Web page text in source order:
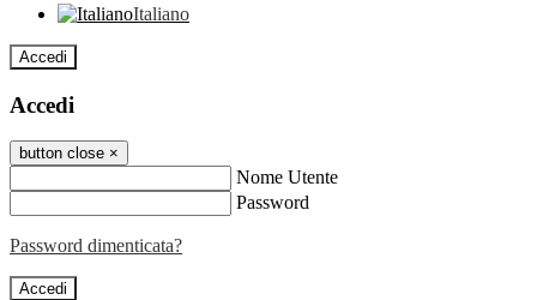
Italiano
Accedi
Accedi
button close ×
Nome Utente
Password
Password dimenticata?